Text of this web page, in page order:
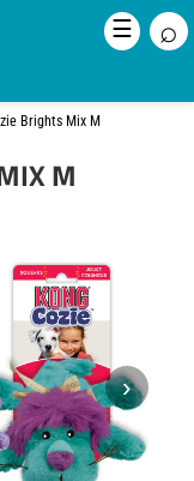
☰ ⌕
Brights Mix M
M
›